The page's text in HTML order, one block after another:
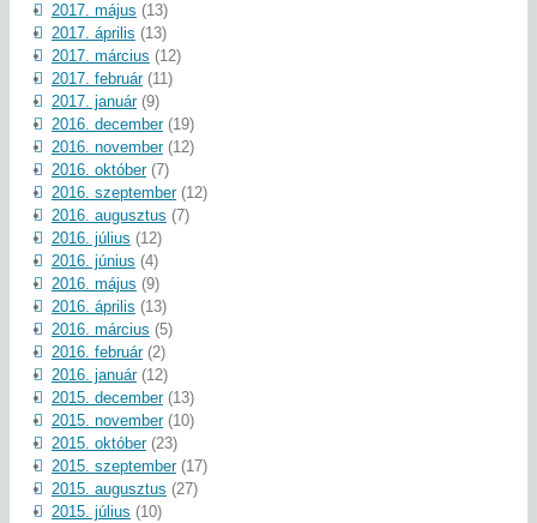
2017. május (13)
2017. április (13)
2017. március (12)
2017. február(11)
2017. január(9)
2016. december(19)
2016. november(12)
2016. október(7)
2016. szeptember(12)
2016. augusztus (7)
2016. július (12)
2016. június (4)
2016. május (9)
2016. április (13)
2016. március (5)
2016. február(2)
2016. január(12)
2015. december(13)
2015. november(10)
2015. október(23)
2015. szeptember(17)
2015. augusztus (27)
2015. július (10)